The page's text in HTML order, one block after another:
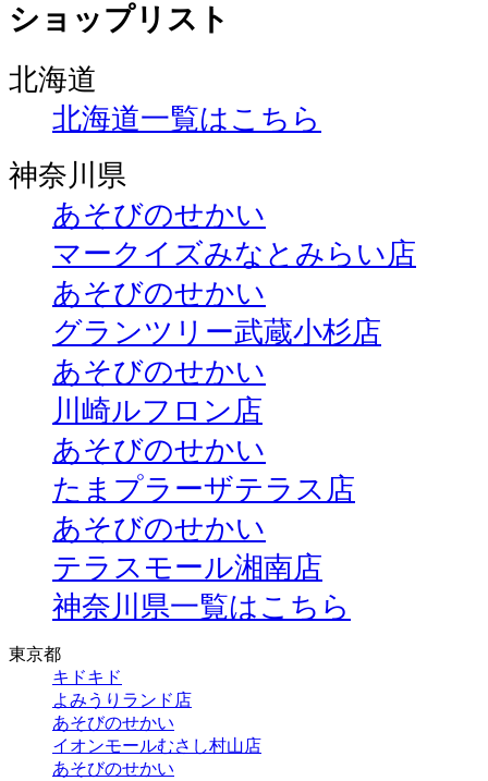
ショップリスト
北海道
北海道一覧はこちら
神奈川県
あそびのせかい
マークイズみなとみらい店
あそびのせかい
グランツリー武蔵小杉店
あそびのせかい
川崎ルフロン店
あそびのせかい
たまプラーザテラス店
あそびのせかい
テラスモール湘南店
神奈川県一覧はこちら
東京都
キドキド
よみうりランド店
あそびのせかい
イオンモールむさし村山店
あそびのせかい